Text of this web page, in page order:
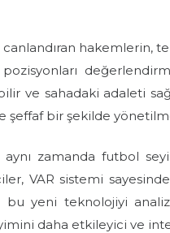
canlandıran hakemlerin,
pozisyonları
ve sahadaki adaleti
şeffaf bir şekilde
zamanda futbol
VAR sistemi
yeni teknolojiyi
daha etkileyici ve